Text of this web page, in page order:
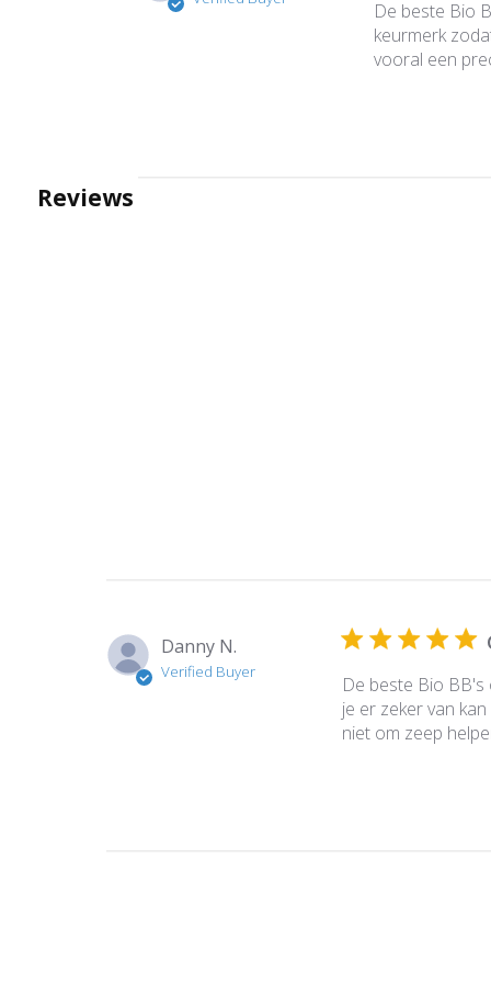
De beste Bio
keurmerk
vooral een
Reviews
Danny N.
Verified Buyer
De beste Bio BB's
je er zeker van
niet om zeep